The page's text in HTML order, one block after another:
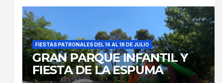
FIESTAS PATRONALES DEL 14 AL 18 DE JULIO
GRAN PARQUE INFANTIL Y
FIESTA DE LA ESPUMA